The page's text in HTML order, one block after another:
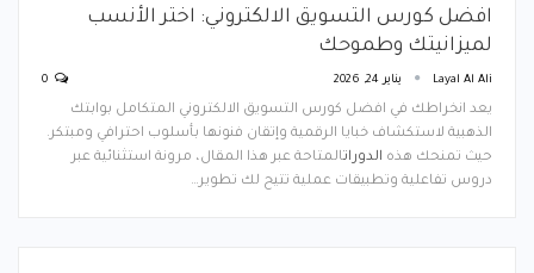
افضل كورس التسويق الالكتروني: اختر الأنسب
لميزانيتك وطموحك
Layal Al Ali يناير 24, 2026
يعد انخراطك في افضل كورس التسويق الالكتروني المتكامل بوابتك
الذهبية لاستكشاف خبايا الرقمية وإتقان فنونها بأسلوب احترافي ومبتكر.
حيث تمنحك هذه الدوراتالمتاحة عبر هذا المقال، مرونة استثنائية عبر
دروس تفاعلية وتطبيقات عملية تتيح لك تطوير…